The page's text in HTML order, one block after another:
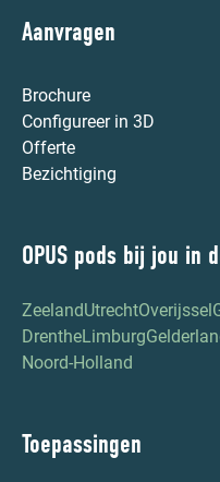
Aanvragen
Brochure
Configureer in 3D
Offerte
Bezichtiging
OPUS pods bij jou in
ZeelandUtrechtOverijssel
DrentheLimburg
Noord-Holland
Toepassingen